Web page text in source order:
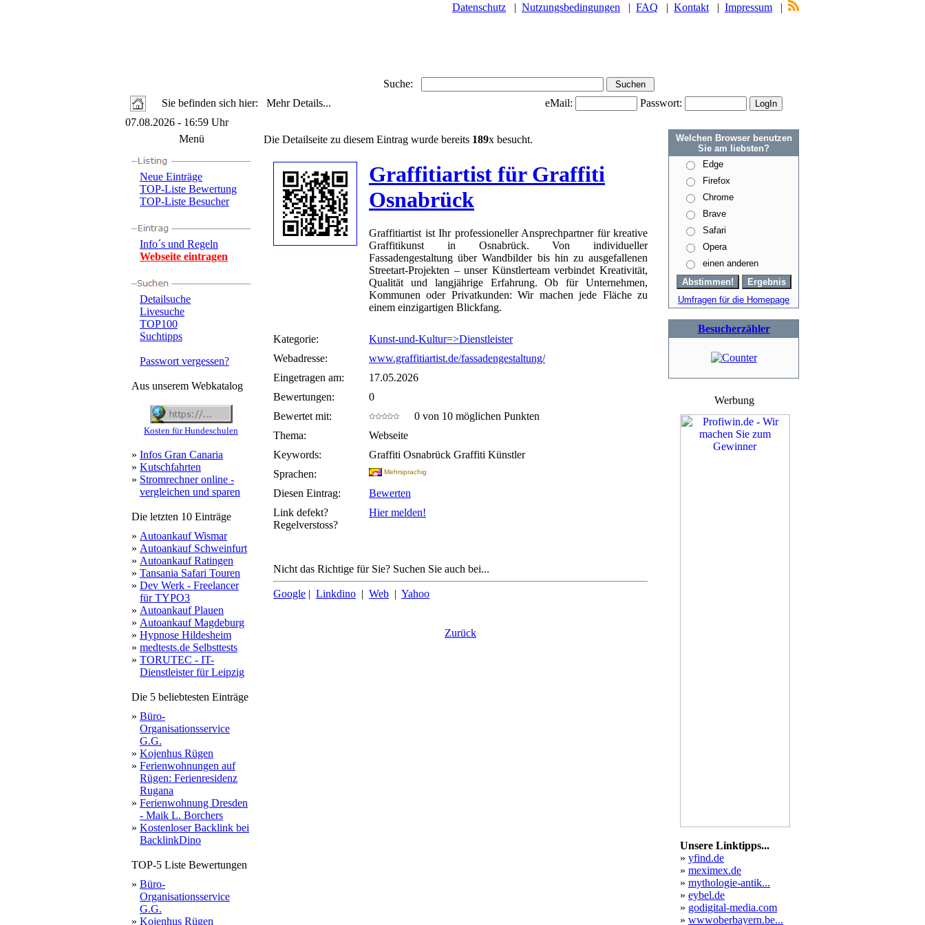
Datenschutz | Nutzungsbedingungen | FAQ | Kontakt | Impressum |
Suche:
Sie befinden sich hier: Mehr Details...
eMail:
Passwort:
07.08.2026 - 16:59 Uhr
Menü
Neue Einträge
TOP-Liste Bewertung
TOP-Liste Besucher
Info´s und Regeln
Webseite eintragen
Detailsuche
Livesuche
TOP100
Suchtipps
Passwort vergessen?
Aus unserem Webkatalog
Kosten für Hundeschulen
» Infos Gran Canaria
» Kutschfahrten
» Stromrechner online -
vergleichen und sparen
Die letzten 10 Einträge
» Autoankauf Wismar
» Autoankauf Schweinfurt
» Autoankauf Ratingen
» Tansania Safari Touren
» Dev Werk - Freelancer
für TYPO3
» Autoankauf Plauen
» Autoankauf Magdeburg
» Hypnose Hildesheim
» medtests.de Selbsttests
» TORUTEC - IT-
Dienstleister für Leipzig
Die 5 beliebtesten Einträge
» Büro-
Organisationsservice
G.G.
» Kojenhus Rügen
» Ferienwohnungen auf
Rügen: Ferienresidenz
Rugana
» Ferienwohnung Dresden
- Maik L. Borchers
» Kostenloser Backlink bei
BacklinkDino
TOP-5 Liste Bewertungen
» Büro-
Organisationsservice
G.G.
» Kojenhus Rügen
Die Detailseite zu diesem Eintrag wurde bereits 189x besucht.
Graffitiartist für Graffiti
Osnabrück
Graffitiartist ist Ihr professioneller Ansprechpartner für kreative
Graffitikunst in Osnabrück. Von individueller
Fassadengestaltung über Wandbilder bis hin zu ausgefallenen
Streetart-Projekten – unser Künstlerteam verbindet Kreativität,
Qualität und langjährige Erfahrung. Ob für Unternehmen,
Kommunen oder Privatkunden: Wir machen jede Fläche zu
einem einzigartigen Blickfang.
Kategorie:
Kunst-und-Kultur=>Dienstleister
Webadresse:
www.graffitiartist.de/fassadengestaltung/
Eingetragen am:
17.05.2026
Bewertungen:
0
Bewertet mit:
0 von 10 möglichen Punkten
Thema:
Webseite
Keywords:
Graffiti Osnabrück Graffiti Künstler
Sprachen:
Mehrsprachig
Diesen Eintrag:
Bewerten
Link defekt?
Regelverstoss?
Hier melden!
Nicht das Richtige für Sie? Suchen Sie auch bei...
Google | Linkdino | Web | Yahoo
Zurück
Welchen Browser benutzen
Sie am liebsten?
Edge
Firefox
Chrome
Brave
Safari
Opera
einen anderen
Umfragen für die Homepage
Besucherzähler
Werbung
Unsere Linktipps...
» yfind.de
» meximex.de
» mythologie-antik...
» eybel.de
» godigital-media.com
» wwwoberbayern.be...